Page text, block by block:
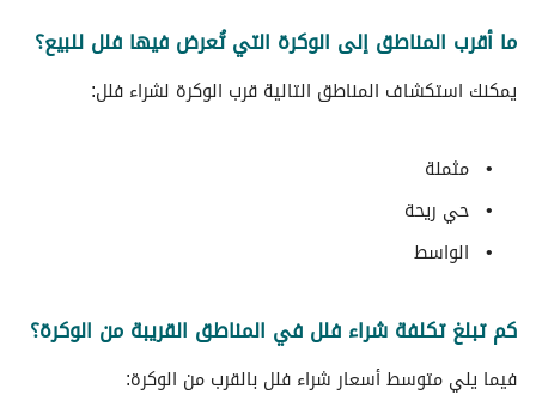
ما أقرب المناطق إلى الوكرة التي تُعرض فيها فلل للبيع؟
يمكنك استكشاف المناطق التالية قرب الوكرة لشراء فلل:
مثملة
حي ريحة
الواسط
كم تبلغ تكلفة شراء فلل في المناطق القريبة من الوكرة؟
فيما يلي متوسط ​​أسعار شراء فلل بالقرب من الوكرة: